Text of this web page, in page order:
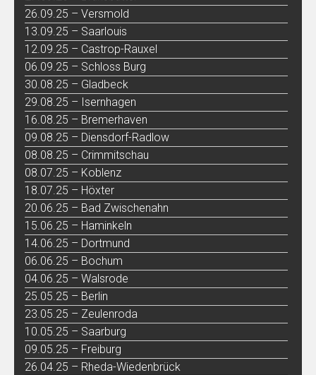
26.09.25 – Versmold
13.09.25 – Saarlouis
12.09.25 – Castrop-Rauxel
06.09.25 – Schloss Burg
30.08.25 – Gladbeck
29.08.25 – Isernhagen
16.08.25 – Bremerhaven
09.08.25 – Diensdorf-Radlow
08.08.25 – Crimmitschau
08.07.25 – Koblenz
18.07.25 – Höxter
20.06.25 – Bad Zwischenahn
15.06.25 – Haminkeln
14.06.25 – Dortmund
06.06.25 – Bochum
04.06.25 – Walsrode
25.05.25 – Berlin
23.05.25 – Zeulenroda
10.05.25 – Saarburg
09.05.25 – Freiburg
26.04.25 – Rheda-Wiedenbrück